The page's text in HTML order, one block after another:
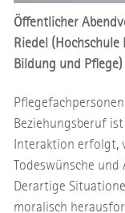
Öffentlicher
Riedel (Hochschule
Bildung und Pflege)
Beziehungsberuf
Interaktion erfolgt,
Todeswünsche und
Derartige
moralisch